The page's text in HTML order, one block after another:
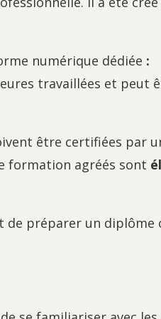
numérique dédiée :
travaillées et peut
être certifiées par
formation agréés sont
de préparer un diplôme